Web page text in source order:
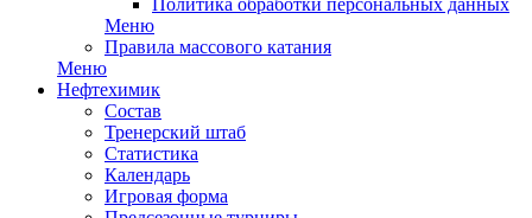
Политика обработки персональных данных
Меню
Правила массового катания
Меню
Нефтехимик
Состав
Тренерский штаб
Статистика
Календарь
Игровая форма